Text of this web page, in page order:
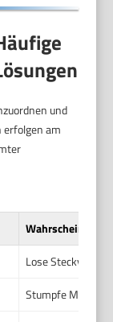
und
erfolgen am
Wahrscheinliche
Lose
Stumpfe Messer,